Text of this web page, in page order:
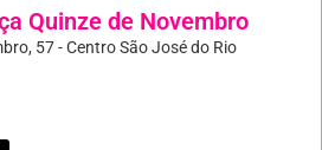
Quinze de Novembro
57 - Centro São José do Rio